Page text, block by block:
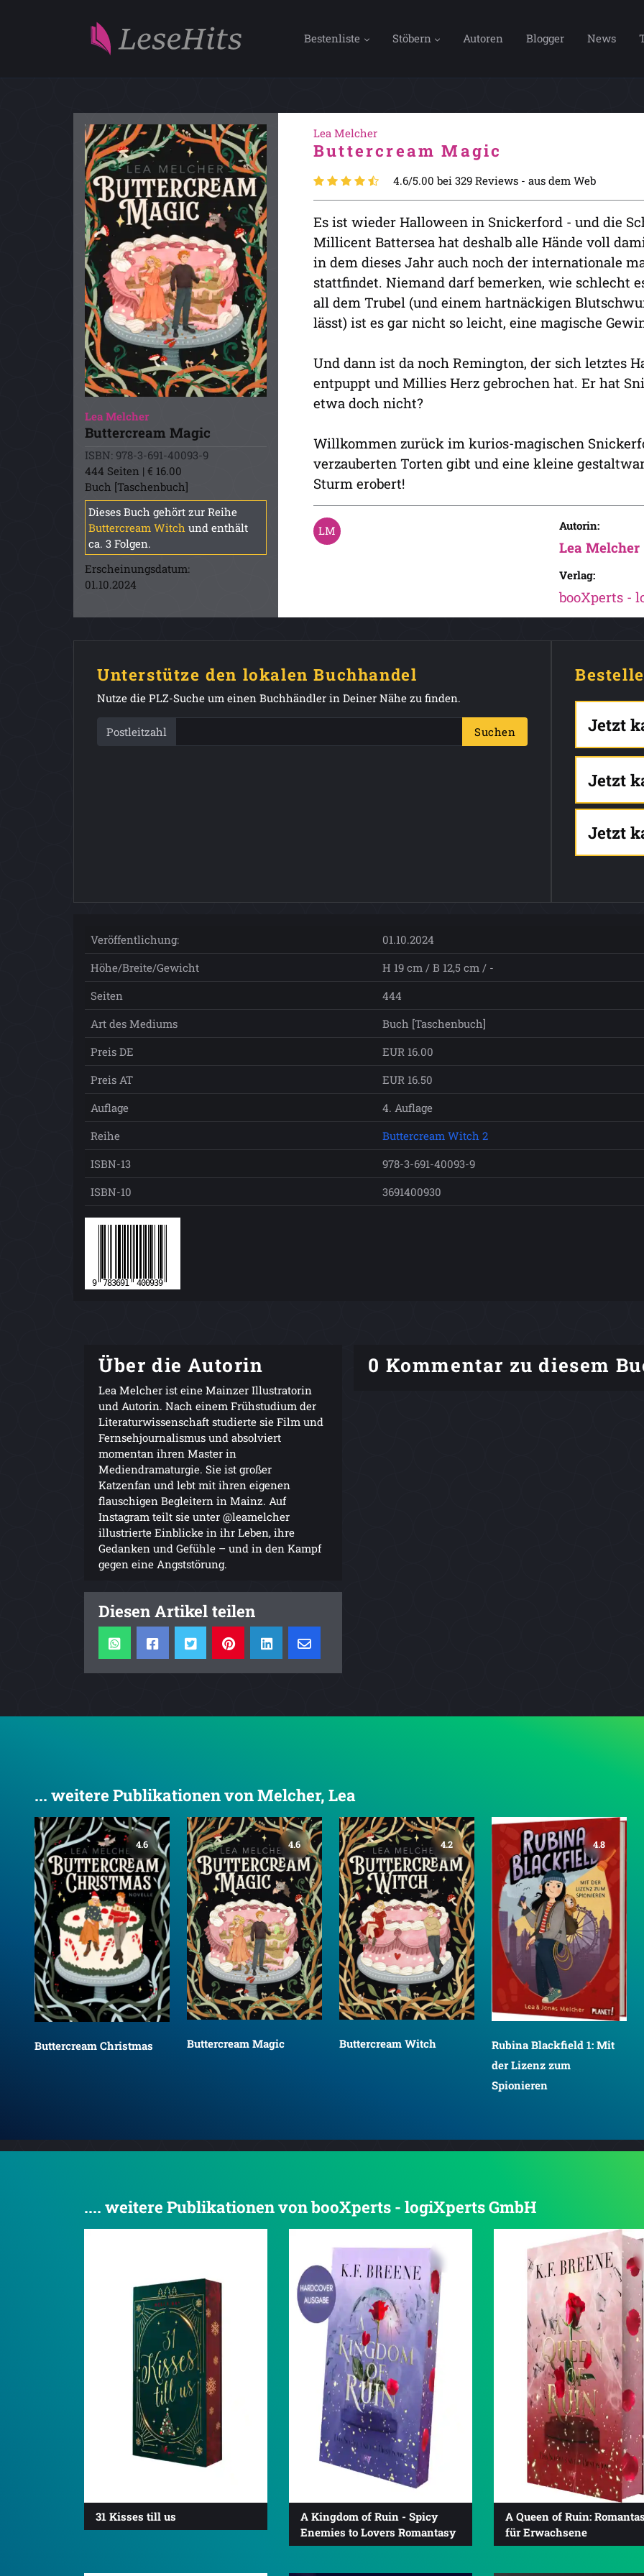
Bestenliste Stöbern Autoren Blogger News
Lea Melcher
Buttercream Magic
ISBN: 978-3-691-40093-9
444 Seiten | € 16.00
Buch [Taschenbuch]
Dieses Buch gehört zur Reihe
Buttercream Witch und enthält
ca. 3 Folgen.
Erscheinungsdatum:
01.10.2024
Lea Melcher
Buttercream Magic
4.6/5.00 bei 329 Reviews - aus dem Web
Es ist wieder Halloween in Snickerford - und die
Millicent Battersea hat deshalb alle Hände voll
in dem dieses Jahr auch noch der internationale
stattfindet. Niemand darf bemerken, wie schlecht
all dem Trubel (und einem hartnäckigen
lässt) ist es gar nicht so leicht, eine magische
Und dann ist da noch Remington, der sich letztes
entpuppt und Millies Herz gebrochen hat. Er hat
etwa doch nicht?
Willkommen zurück im kurios-magischen
verzauberten Torten gibt und eine kleine
Sturm erobert!
Autorin:
Lea Melcher
Verlag:
booXperts -
Unterstütze den lokalen Buchhandel
Nutze die PLZ-Suche um einen Buchhändler in Deiner Nähe zu finden.
Postleitzahl Suchen Jetzt
Jetzt
Jetzt
Veröffentlichung:
01.10.2024
Höhe/Breite/Gewicht
H 19 cm / B 12,5 cm / -
Seiten
444
Art des Mediums
Buch [Taschenbuch]
Preis DE
EUR 16.00
Preis AT
EUR 16.50
Auflage
4. Auflage
Reihe
Buttercream Witch 2
ISBN-13
978-3-691-40093-9
ISBN-10
3691400930
Über die Autorin
Lea Melcher ist eine Mainzer Illustratorin
und Autorin. Nach einem Frühstudium der
Literaturwissenschaft studierte sie Film und
Fernsehjournalismus und absolviert
momentan ihren Master in
Mediendramaturgie. Sie ist großer
Katzenfan und lebt mit ihren eigenen
flauschigen Begleitern in Mainz. Auf
Instagram teilt sie unter @leamelcher
illustrierte Einblicke in ihr Leben, ihre
Gedanken und Gefühle – und in den Kampf
gegen eine Angststörung.
Diesen Artikel teilen
0 Kommentar zu diesem
... weitere Publikationen von Melcher, Lea
4.6
Buttercream Christmas
4.6
Buttercream Magic
4.2
Buttercream Witch
4.8
Rubina Blackfield 1: Mit
der Lizenz zum
Spionieren
.... weitere Publikationen von booXperts - logiXperts GmbH
31 Kisses till us
A Kingdom of Ruin - Spicy
Enemies to Lovers Romantasy
A Queen of Ruin:
für Erwachsene